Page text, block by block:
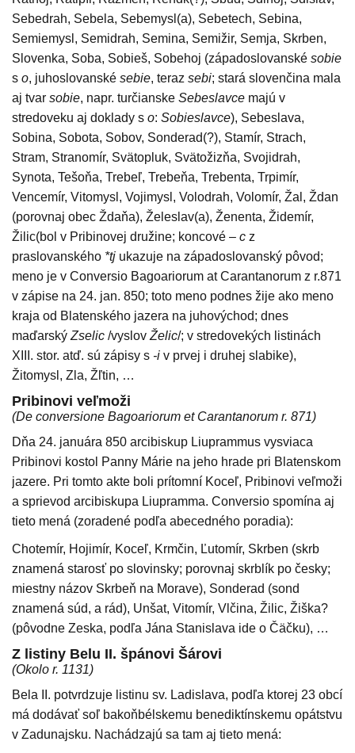
Sebedrah, Sebela, Sebemysl(a), Sebetech, Sebina,
Semiemysl, Semidrah, Semina, Semižir, Semja, Skrben,
Slovenka, Soba, Sobieš, Sobehoj (západoslovanské sobie
s o, juhoslovanské sebie, teraz sebi; stará slovenčina mala
aj tvar sobie, napr. turčianske Sebeslavce majú v
stredoveku aj doklady s o: Sobieslavce), Sebeslava,
Sobina, Sobota, Sobov, Sonderad(?), Stamír, Strach,
Stram, Stranomír, Svätopluk, Svätožizňa, Svojidrah,
Synota, Tešoňa, Trebeľ, Trebeňa, Trebenta, Trpimír,
Vencemír, Vitomysl, Vojimysl, Volodrah, Volomír, Žal, Ždan
(porovnaj obec Ždaňa), Želeslav(a), Ženenta, Židemír,
Žilic(bol v Pribinovej družine; koncové – c z
praslovanského *tj ukazuje na západoslovanský pôvod;
meno je v Conversio Bagoariorum at Carantanorum z r.871
v zápise na 24. jan. 850; toto meno podnes žije ako meno
kraja od Blatenského jazera na juhovýchod; dnes
maďarskýZselic /vyslovŽelic/; v stredovekých listinách
XIII. stor. atď. sú zápisy s -i v prvej i druhej slabike),
Žitomysl, Zla, Žľtin, …
Pribinovi veľmoži
(De conversione Bagoariorum et Carantanorum r. 871)
Dňa 24. januára 850 arcibiskup Liuprammus vysviaca
Pribinovi kostol Panny Márie na jeho hrade pri Blatenskom
jazere. Pri tomto akte boli prítomní Koceľ, Pribinovi veľmoži
a sprievod arcibiskupa Liupramma. Conversio spomína aj
tieto mená (zoradené podľa abecedného poradia):
Chotemír, Hojimír, Koceľ, Krmčin, Ľutomír, Skrben (skrb
znamená starosť po slovinsky; porovnaj skrblík po česky;
miestny názov Skrbeň na Morave), Sonderad (sond
znamená súd, a rád), Unšat, Vitomír, Vlčina, Žilic, Žiška?
(pôvodne Zeska, podľa Jána Stanislava ide o Čäčku), …
Z listiny Belu II. špánovi Šárovi
(Okolo r. 1131)
Bela II. potvrdzuje listinu sv. Ladislava, podľa ktorej 23 obcí
má dodávať soľ bakoňbélskemu benediktínskemu opátstvu
v Zadunajsku. Nachádzajú sa tam aj tieto mená: